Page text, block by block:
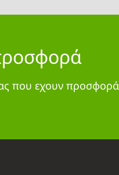
που εχουν προσφορά